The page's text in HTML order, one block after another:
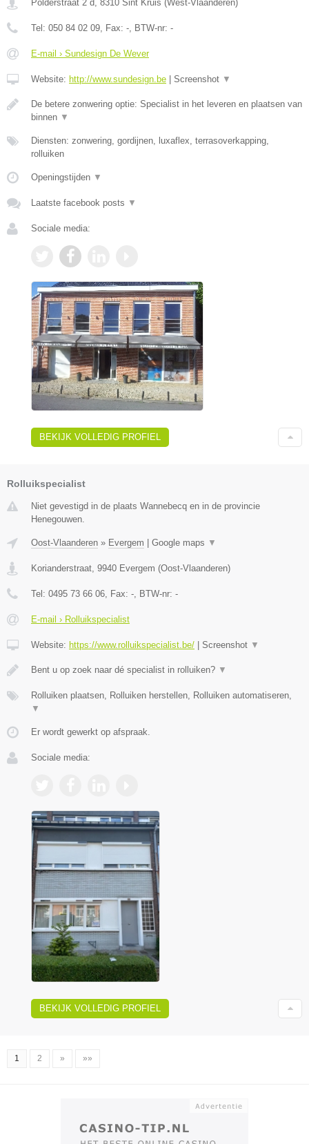
Polderstraat 2 d, 8310 Sint Kruis (West-Vlaanderen)
Tel: 050 84 02 09, Fax: -, BTW-nr: -
E-mail › Sundesign De Wever
Website: http://www.sundesign.be Screenshot ▼
De betere zonwering optie: Specialist in het leveren en plaatsen van
binnen ▼
Diensten: zonwering, gordijnen, luxaflex, terrasoverkapping,
rolluiken
Openingstijden ▼
Laatste facebook posts ▼
Sociale media:
BEKIJK VOLLEDIG PROFIEL
Rolluikspecialist
Niet gevestigd in de plaats Wannebecq en in de provincie
Henegouwen.
Oost-Vlaanderen » Evergem Google maps ▼
Korianderstraat 9940 Evergem (Oost-Vlaanderen)
Tel: 0495 73 66 06 , Fax: - , BTW-nr: -
E-mail › Rolluikspecialist
Website: https://www.rolluikspecialist.be/ Screenshot ▼
Bent u op zoek naar dé specialist in rolluiken? ▼
Rolluiken plaatsen, Rolluiken herstellen, Rolluiken automatiseren,
▼
Er wordt gewerkt op afspraak.
Sociale media:
BEKIJK VOLLEDIG PROFIEL
1 2 » »»